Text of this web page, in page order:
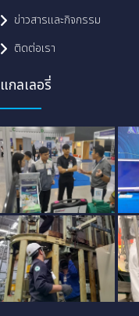
ข่าวสารและกิจกรรม
ติดต่อเรา
แกลเลอรี่